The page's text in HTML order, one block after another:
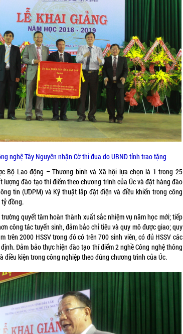
nghệ Tây Nguyên nhận Cờ thi đua do UBND tỉnh trao tặng
Bộ Lao động – Thương binh và Xã hội lựa chọn là 1 trong 25
lượng đào tạo thí điểm theo chương trình của Úc và đặt hàng đào
tin (ƯDPM) và Kỹ thuật lắp đặt điện và điều khiển trong công
đồng.
quyết tâm hoàn thành xuất sắc nhiệm vụ năm học mới; tiếp
công tác tuyển sinh, đảm bảo chỉ tiêu và quy mô được giao; quy
trên 2000 HSSV trong đó có trên 700 sinh viên, có đủ HSSV các
Đảm bảo thực hiện đào tạo thí điểm 2 nghề Công nghệ thông
điều kiện trong công nghiệp theo đúng chương trình của Úc.